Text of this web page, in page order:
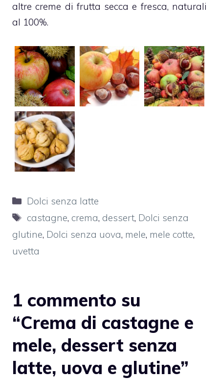
altrecreme di frutta secca e fresca, naturali
al 100%.
Categorie
Dolci senza latte
Tag
castagne, crema, dessert, Dolci senza
glutine, Dolci senza uova, mele, mele cotte,
uvetta
1 commento su
“Crema di castagne e
mele, dessert senza
latte, uova e glutine”